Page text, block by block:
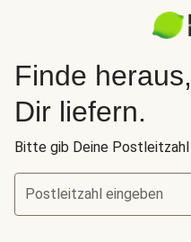
Finde
Dir liefern.
Bitte gib Deine Postleitzahl
Postleitzahl eingeben